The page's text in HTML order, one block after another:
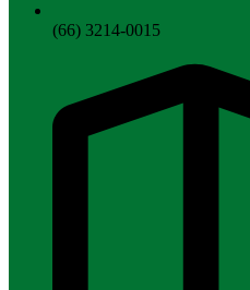
(66) 3214-0015